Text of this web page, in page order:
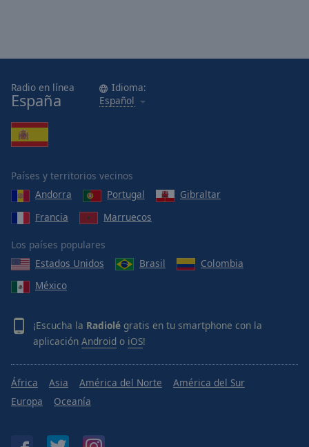
Radio en línea
España
Idioma:
Español
Países y territorios vecinos
Andorra
Portugal
Gibraltar
Francia
Marruecos
Los países populares
Estados Unidos
Brasil
Colombia
México
¡Escucha la Radiolé gratis en tu smartphone con la
aplicación Android o iOS!
África Asia América del Norte
América del Sur
Europa
Oceanía